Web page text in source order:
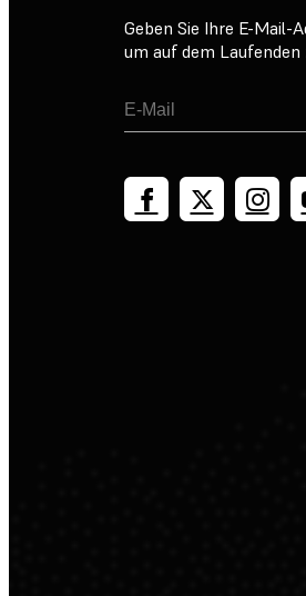
Geben Sie Ihre E-Mail-
um auf dem Laufenden